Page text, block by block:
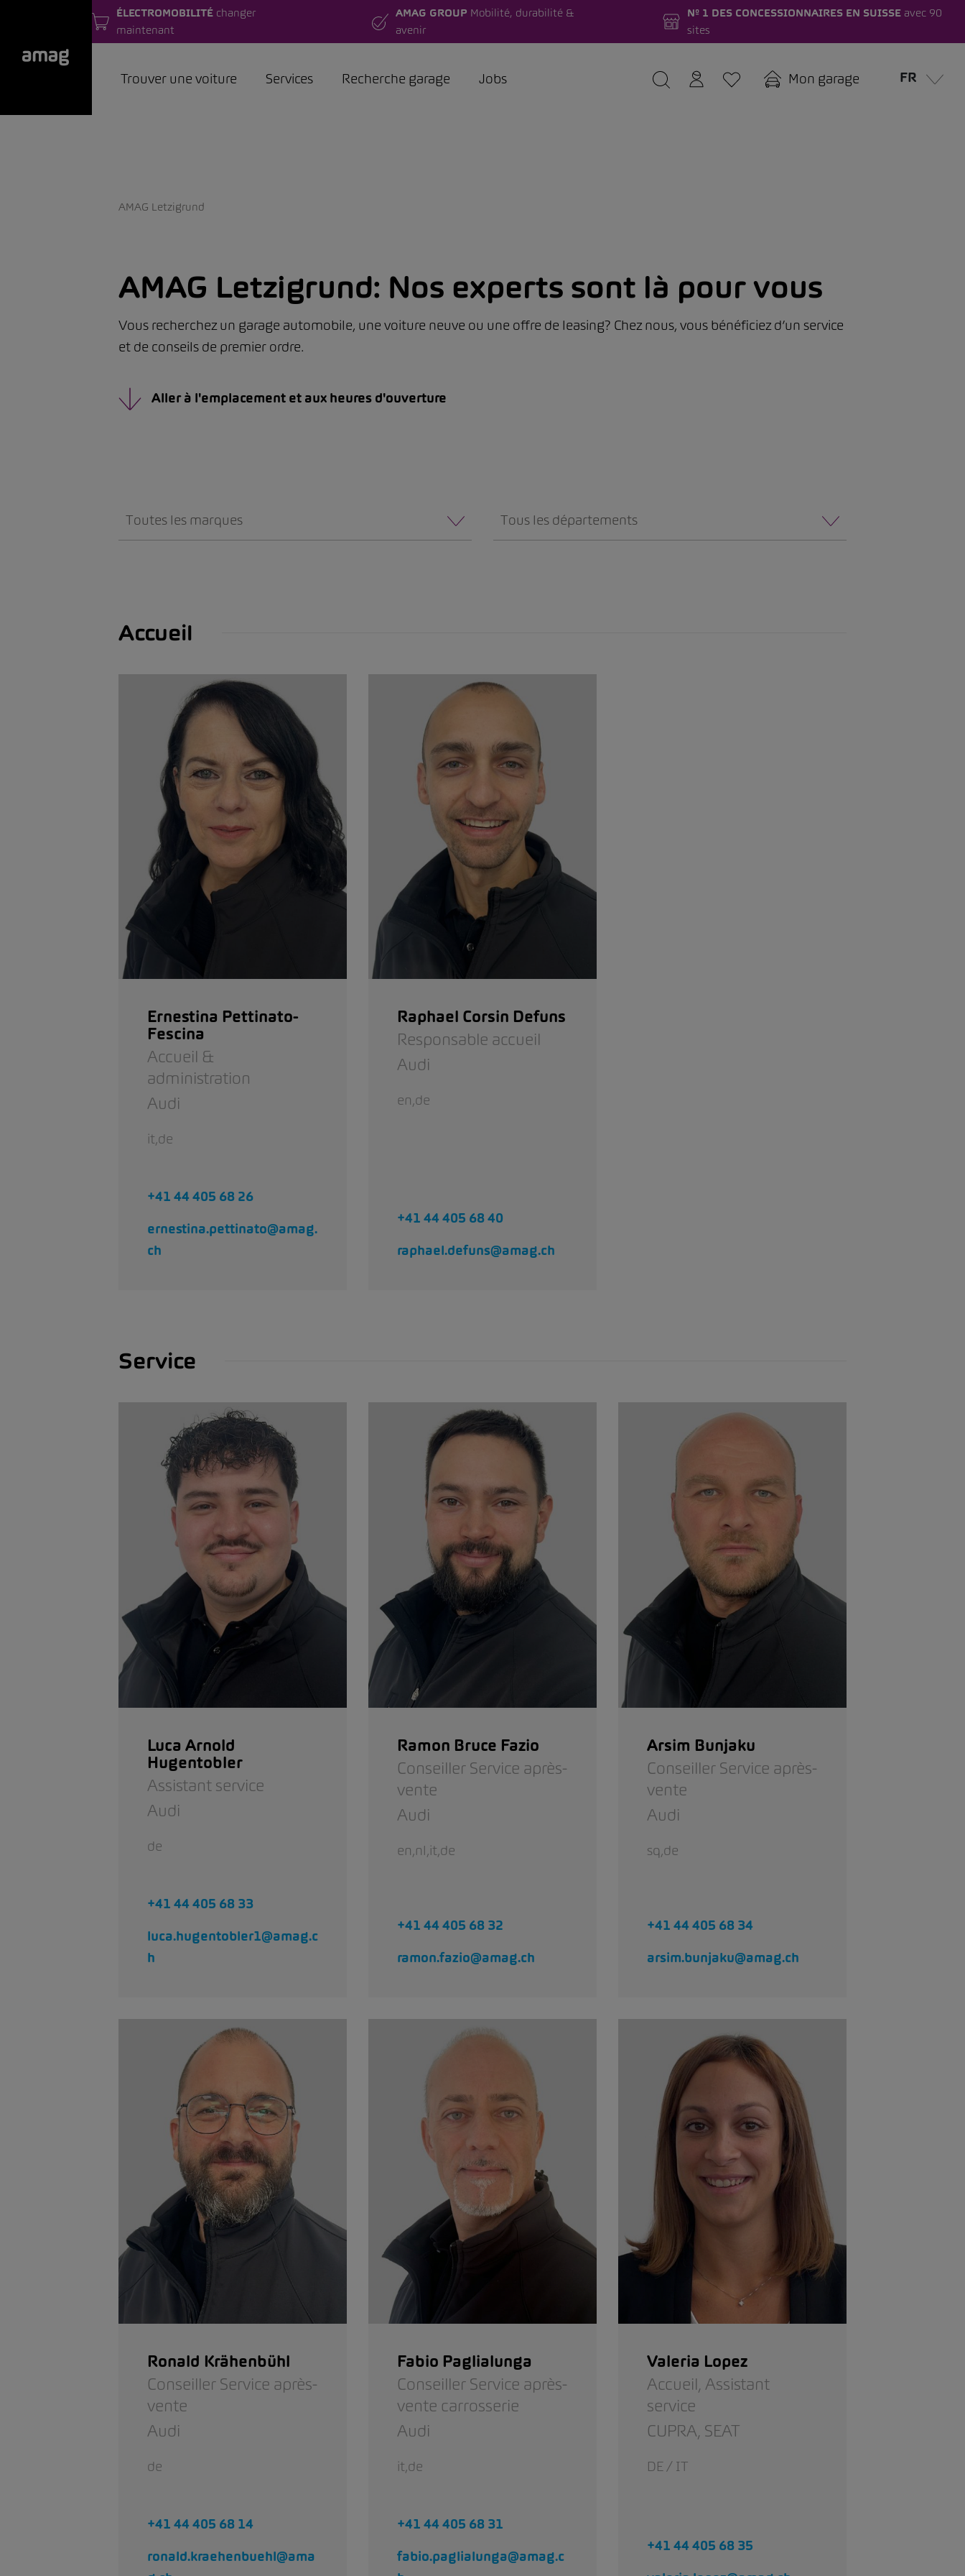
ÉLECTROMOBILITÉ changer
maintenant
AMAG GROUP Mobilité, durabilité &
avenir
Nº 1 DES CONCESSIONNAIRES EN SUISSEavec 90
sites
Trouver une voiture Services Recherche garage Jobs Mon garage FR
AMAG Letzigrund
AMAG Letzigrund: Nos experts sont là pour vous
Vous recherchez un garage automobile, une voiture neuve ou une offre de leasing? Chez nous, vous bénéficiez d’un service
et de conseils de premier ordre.
Aller à l'emplacement et aux heures d'ouverture
Toutes les marques Tous les départements
Accueil
Ernestina Pettinato-
Fescina
Accueil &
administration
Audi
it,de
+41 44 405 68 26
ernestina.pettinato@amag.
ch
Raphael Corsin Defuns
Responsable accueil
Audi
en,de
+41 44 405 68 40
raphael.defuns@amag.ch
Service
Luca Arnold
Hugentobler
Assistant service
Audi
de
+41 44 405 68 33
luca.hugentobler1@amag.c
h
Ramon Bruce Fazio
Conseiller Service après-
vente
Audi
en,nl,it,de
+41 44 405 68 32
ramon.fazio@amag.ch
Arsim Bunjaku
Conseiller Service après-
vente
Audi
sq,de
+41 44 405 68 34
arsim.bunjaku@amag.ch
Ronald Krähenbühl
Conseiller Service après-
vente
Audi
de
+41 44 405 68 14
ronald.kraehenbuehl@ama
Fabio Paglialunga
Conseiller Service après-
vente carrosserie
Audi
it,de
+41 44 405 68 31
fabio.paglialunga@amag.c
Valeria Lopez
Accueil, Assistant
service
CUPRA, SEAT
DE / IT
+41 44 405 68 35